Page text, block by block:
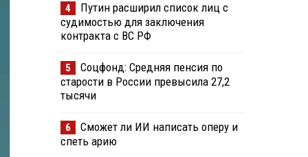
4
Путин расширил список лиц с
судимостью для заключения
контракта с ВС РФ
5
Соцфонд: Средняя пенсия по
старости в России превысила 27,2
тысячи
6
Сможет ли ИИ написать оперу и
спеть арию